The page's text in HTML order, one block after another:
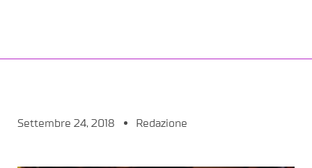
Settembre 24, 2018 Redazione